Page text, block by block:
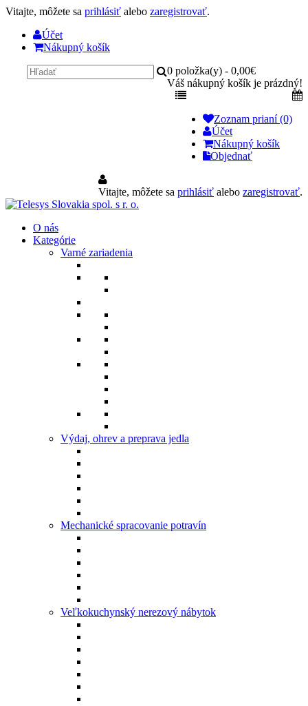
Vitajte, môžete sa prihlásiť alebo zaregistrovať.
Účet
Nákupný košík
0 položka(y) - 0,00€
Váš nákupný košík je prázdný!
Zoznam prianí (0)
Účet
Nákupný košík
Objednať
Vitajte, môžete sa prihlásiť alebo zaregistrovať.
O nás
Kategórie
Varné zariadenia
Výdaj, ohrev a preprava jedla
Mechanické spracovanie potravín
Veľkokuchynský nerezový nábytok